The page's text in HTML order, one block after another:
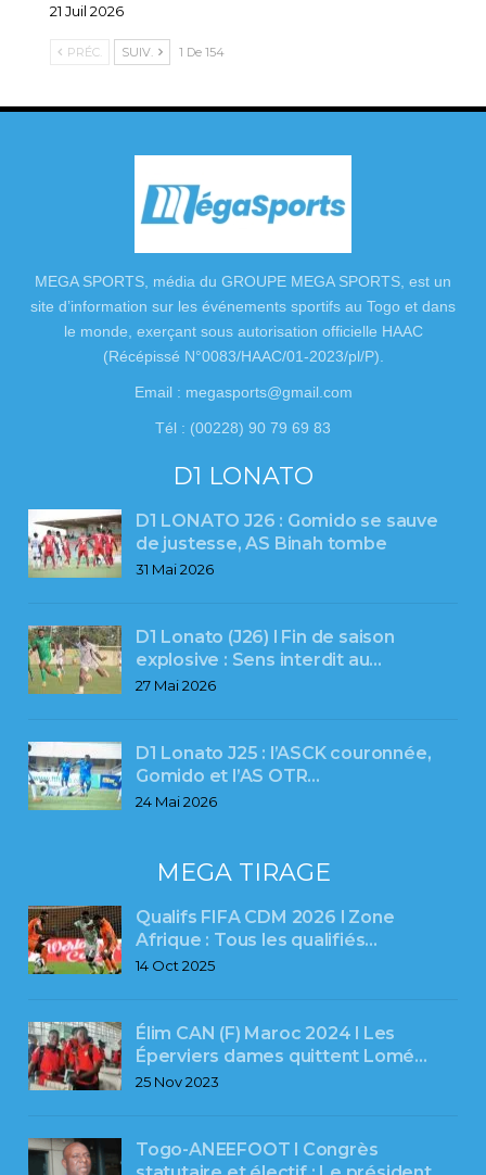
21 Juil 2026
PRÉC. SUIV. 1 De 154
MEGA SPORTS, média du GROUPE MEGA SPORTS, est un
site d’information sur les événements sportifs au Togo et dans
le monde, exerçant sous autorisation officielle HAAC
(Récépissé N°0083/HAAC/01-2023/pl/P).
Email : megasports@gmail.com
Tél : (00228) 90 79 69 83
D1 LONATO
D1 LONATO J26 : Gomido se sauve
de justesse, AS Binah tombe
31 Mai 2026
D1 Lonato (J26) l Fin de saison
explosive : Sens interdit au…
27 Mai 2026
D1 Lonato J25 : l’ASCK couronnée,
Gomido et l’AS OTR…
24 Mai 2026
MEGA TIRAGE
Qualifs FIFA CDM 2026 l Zone
Afrique : Tous les qualifiés…
14 Oct 2025
Élim CAN (F) Maroc 2024 l Les
Éperviers dames quittent Lomé…
25 Nov 2023
Togo-ANEEFOOT l Congrès